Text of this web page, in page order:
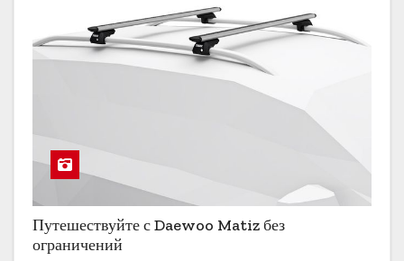
Путешествуйте с Daewoo Matiz без
ограничений